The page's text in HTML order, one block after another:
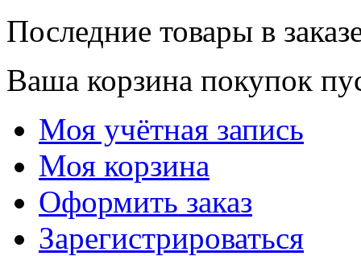
Последние товары в
Ваша корзина покупок
Моя учётная запись
Моя корзина
Оформить заказ
Зарегистрироваться